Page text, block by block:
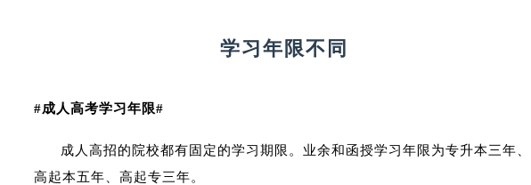
学习年限不同
#成人高考学习年限#
成人高招的院校都有固定的学习期限。业余和函授学习年限为专升本三年、
高起本五年、高起专三年。